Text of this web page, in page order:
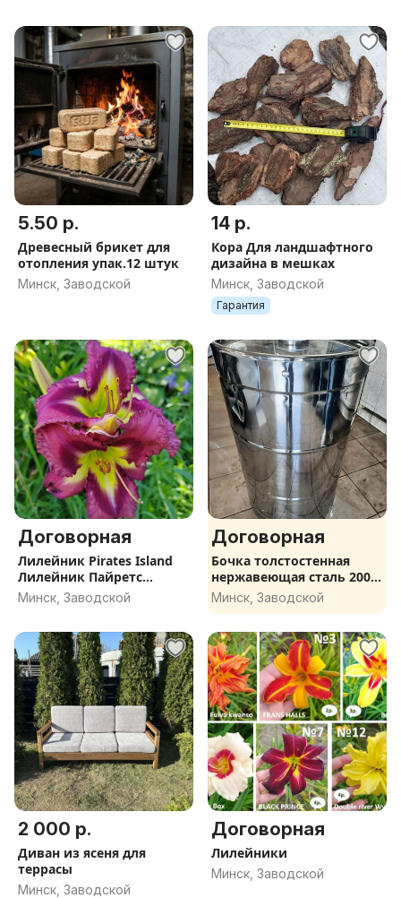
5.50 р.
Древесный брикет для
отопления упак.12 штук
Минск, Заводской
14 р.
Кора Для ландшафтного
дизайна в мешках
Минск, Заводской
Гарантия
Договорная
Лилейник Pirates Island
Лилейник Пайретс
Айленд
Минск, Заводской
Договорная
Бочка толстостенная
нержавеющая сталь 200
литров
Минск, Заводской
2 000 р.
Диван из ясеня для
террасы
Минск, Заводской
Договорная
Лилейники
Минск, Заводской